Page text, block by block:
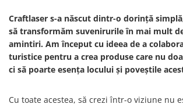
Colonada Imperiala, Buzias
Iasi
Maramures
Oradea
Timisoara
Tablouri gravate
Tablouri metalice
Colectia "Belle Epoque"
Colectia "Visit Romania"
Colectia Vintage
Craftlaser s-a născut dintr-o dorință
să transformăm suvenirurile în mai mult
amintiri. Am început cu ideea de a
turistice pentru a crea produse care nu
ci să poarte esența locului și poveștile
Cu toate acestea, să crezi într-o viziune nu